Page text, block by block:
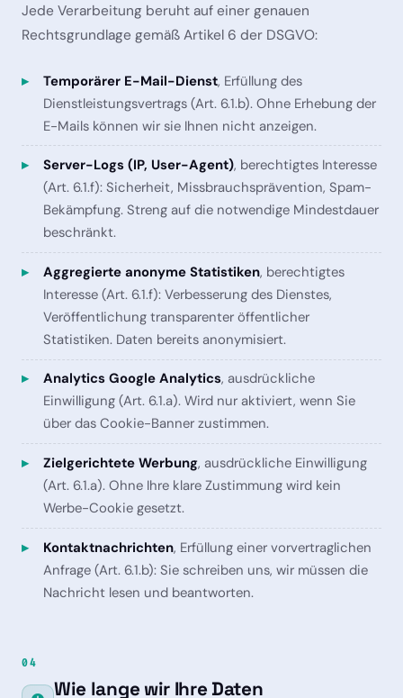
Jede Verarbeitung beruht auf einer genauen
Rechtsgrundlage gemäß Artikel 6 der DSGVO:
Temporärer E-Mail-Dienst, Erfüllung des
Dienstleistungsvertrags (Art. 6.1.b). Ohne Erhebung der
E-Mails können wir sie Ihnen nicht anzeigen.
Server-Logs (IP, User-Agent), berechtigtes Interesse
(Art. 6.1.f): Sicherheit, Missbrauchsprävention, Spam-
Bekämpfung. Streng auf die notwendige Mindestdauer
beschränkt.
Aggregierte anonyme Statistiken, berechtigtes
Interesse (Art. 6.1.f): Verbesserung des Dienstes,
Veröffentlichung transparenter öffentlicher
Statistiken. Daten bereits anonymisiert.
Analytics Google Analytics, ausdrückliche
Einwilligung (Art. 6.1.a). Wird nur aktiviert, wenn Sie
über das Cookie-Banner zustimmen.
Zielgerichtete Werbung, ausdrückliche Einwilligung
(Art. 6.1.a). Ohne Ihre klare Zustimmung wird kein
Werbe-Cookie gesetzt.
Kontaktnachrichten, Erfüllung einer vorvertraglichen
Anfrage (Art. 6.1.b): Sie schreiben uns, wir müssen die
Nachricht lesen und beantworten.
04
Wie lange wir Ihre Daten